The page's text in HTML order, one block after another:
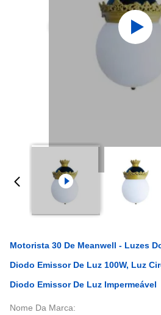
Motorista 30 De Meanwell - Luzes
Diodo Emissor De Luz 100W, Luz
Diodo Emissor De Luz Impermeável
Nome Da Marca: